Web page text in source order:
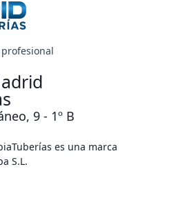
9 - 1º B
es una marca
S.L.